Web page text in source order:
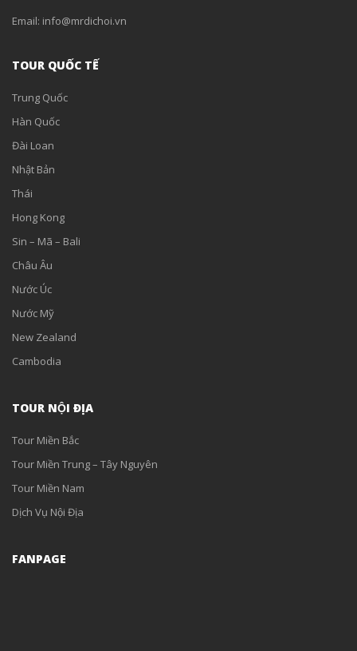
Email: info@mrdichoi.vn
TOUR QUỐC TẾ
Trung Quốc
Hàn Quốc
Đài Loan
Nhật Bản
Thái
Hong Kong
Sin – Mã – Bali
Châu Âu
Nước Úc
Nước Mỹ
New Zealand
Cambodia
TOUR NỘI ĐỊA
Tour Miền Bắc
Tour Miền Trung – Tây Nguyên
Tour Miền Nam
Dịch Vụ Nội Địa
FANPAGE